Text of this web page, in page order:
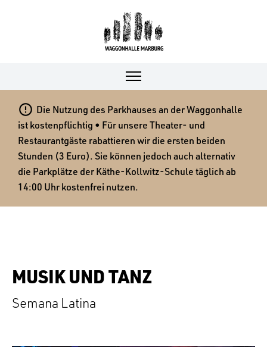
 Die Nutzung des Parkhauses an der Waggonhalle
ist kostenpflichtig • Für unsere Theater- und
Restaurantgäste rabattieren wir die ersten beiden
Stunden (3 Euro). Sie können jedoch auch alternativ
die Parkplätze der Käthe-Kollwitz-Schule täglich ab
14:00 Uhr kostenfrei nutzen.
MUSIK UND TANZ
Semana Latina